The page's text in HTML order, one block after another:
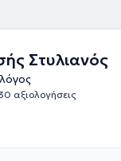
Στυλιανός
αξιολογήσεις